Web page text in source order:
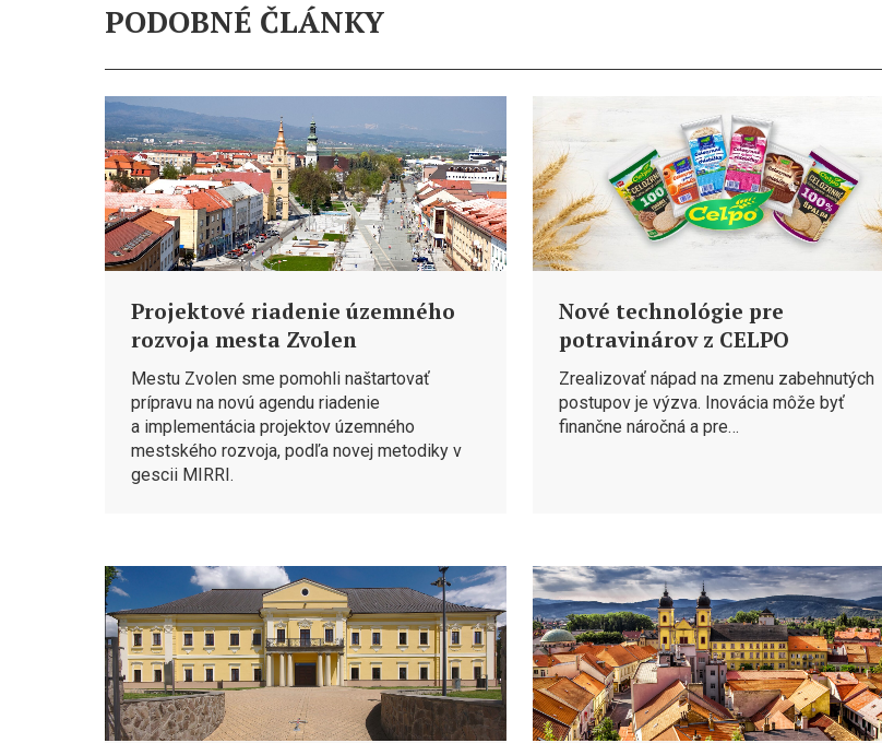
PODOBNÉ ČLÁNKY
Projektové riadenie územného
rozvoja mesta Zvolen
Mestu Zvolen sme pomohli naštartovať
prípravu na novú agendu riadenie
a implementácia projektov územného
mestského rozvoja, podľa novej metodiky v
gescii MIRRI.
Nové technológie pre
potravinárov z CELPO
Zrealizovať nápad na zmenu zabehnutých
postupov je výzva. Inovácia môže byť
finančne náročná a pre…